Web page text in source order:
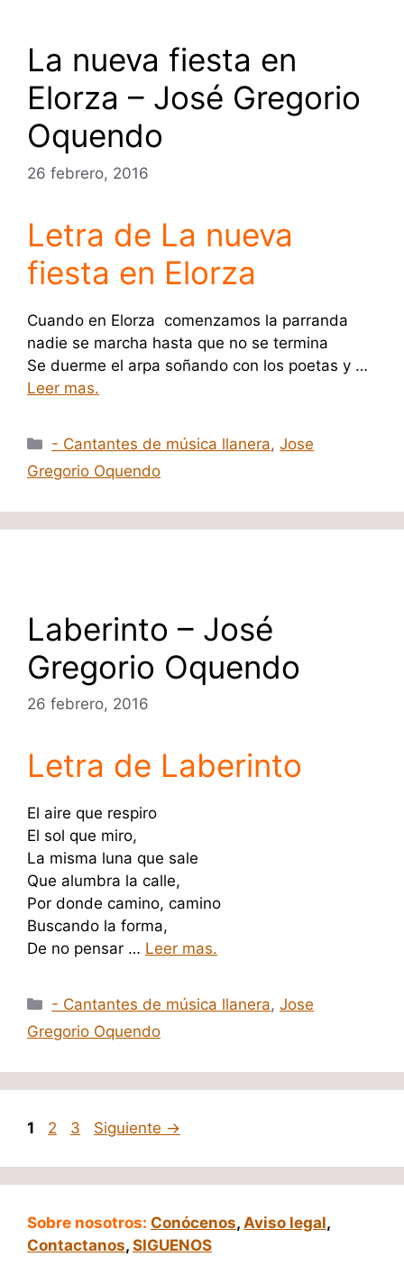
La nueva fiesta en
Elorza – José Gregorio
Oquendo
26 febrero, 2016
Letra de La nueva
fiesta en Elorza
Cuando en Elorza comenzamos la parranda
nadie se marcha hasta que no se termina
Se duerme el arpa soñando con los poetas y …
Leer mas.
Categorías
- Cantantes de música llanera,Jose
Gregorio Oquendo
Laberinto – José
Gregorio Oquendo
26 febrero, 2016
Letra de Laberinto
El aire que respiro
El sol que miro,
La misma luna que sale
Que alumbra la calle,
Por donde camino, camino
Buscando la forma,
De no pensar … Leer mas.
Categorías
- Cantantes de música llanera,Jose
Gregorio Oquendo
Página
1 Página
2 Página
3 Siguiente →
Sobre nosotros: Conócenos, Aviso legal,
Contactanos, SIGUENOS